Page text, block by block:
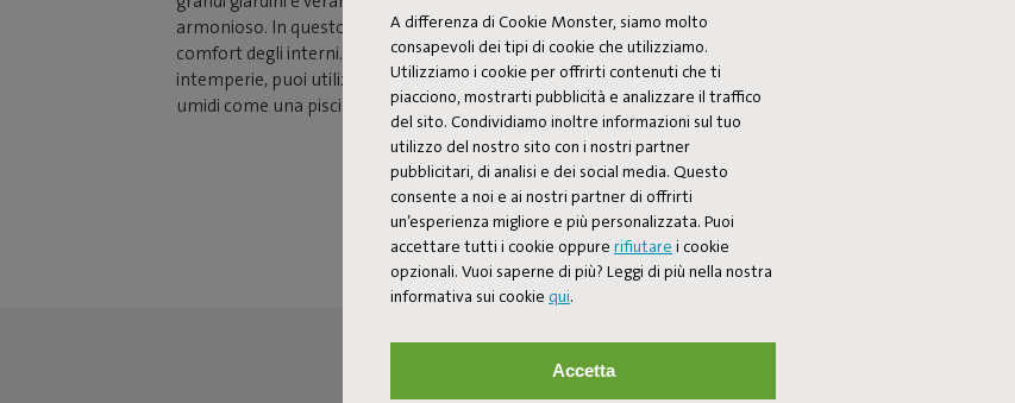
A differenza di Cookie Monster, siamo molto
consapevoli dei tipi di cookie che utilizziamo.
Utilizziamo i cookie per offrirti contenuti che ti
piacciono, mostrarti pubblicità e analizzare il traffico
del sito. Condividiamo inoltre informazioni sul tuo
utilizzo del nostro sito con i nostri partner
pubblicitari, di analisi e dei social media. Questo
consente a noi e ai nostri partner di offrirti
un’esperienza migliore e più personalizzata. Puoi
accettare tutti i cookie oppure rifiutare i cookie
opzionali. Vuoi saperne di più? Leggi di più nella nostra
informativa sui cookie qui.
Accetta
armonioso. In questo modo porti facilmente all’esterno il
comfort degli interni. Grazie alle sue proprietà resistenti alle
intemperie, puoi utilizzarlo senza problemi anche in ambienti
umidi come una piscina interna.